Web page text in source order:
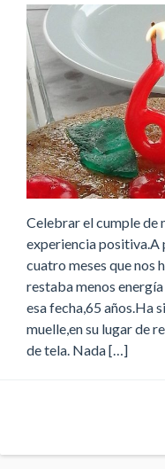
Celebrar el cumple de
experiencia positiva.A
cuatro meses que nos
restaba menos
esa fecha,65 años.Ha
muelle,en su lugar de
de tela. Nada […]